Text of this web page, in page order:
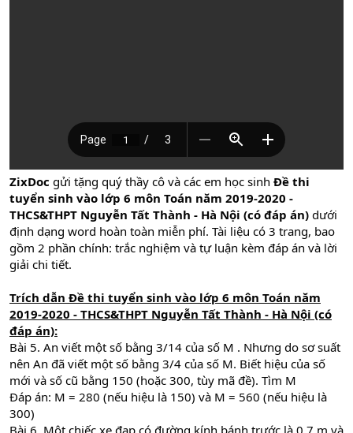
ZixDoc gửi tặng quý thầy cô và các em học sinh Đề thi
tuyển sinh vào lớp 6 môn Toán năm 2019-2020 -
THCS&THPT Nguyễn Tất Thành - Hà Nội (có đáp án) dưới
định dạng word hoàn toàn miễn phí. Tài liệu có 3 trang, bao
gồm 2 phần chính: trắc nghiệm và tự luận kèm đáp án và lời
giải chi tiết.
Trích dẫn Đề thi tuyển sinh vào lớp 6 môn Toán năm
2019-2020 - THCS&THPT Nguyễn Tất Thành - Hà Nội (có
đáp án):
Bài 5. An viết một số bằng 3/14 của số M . Nhưng do sơ suất
nên An đã viết một số bằng 3/4 của số M. Biết hiệu của số
mới và số cũ bằng 150 (hoặc 300, tùy mã đề). Tìm M
Đáp án: M = 280 (nếu hiệu là 150) và M = 560 (nếu hiệu là
300)